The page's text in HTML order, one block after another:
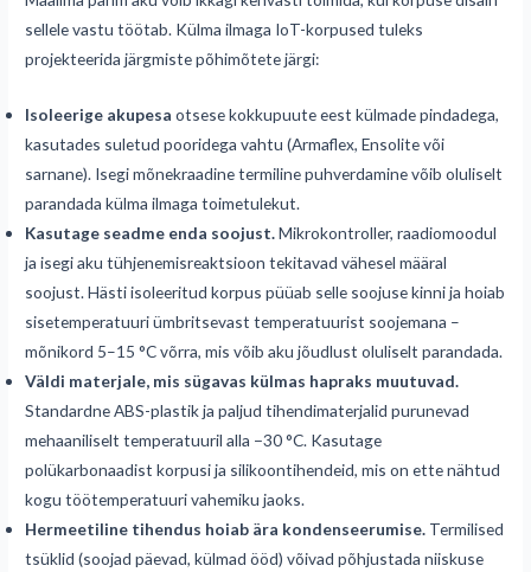
sellele vastu töötab. Külma ilmaga IoT-korpused tuleks
projekteerida järgmiste põhimõtete järgi:
Isoleerige akupesa otsese kokkupuute eest külmade pindadega,
kasutades suletud pooridega vahtu (Armaflex, Ensolite või
sarnane). Isegi mõnekraadine termiline puhverdamine võib oluliselt
parandada külma ilmaga toimetulekut.
Kasutage seadme enda soojust.Mikrokontroller, raadiomoodul
ja isegi aku tühjenemisreaktsioon tekitavad vähesel määral
soojust. Hästi isoleeritud korpus püüab selle soojuse kinni ja hoiab
sisetemperatuuri ümbritsevast temperatuurist soojemana –
mõnikord 5–15 °C võrra, mis võib aku jõudlust oluliselt parandada.
Väldi materjale, mis sügavas külmas hapraks muutuvad.
Standardne ABS-plastik ja paljud tihendimaterjalid purunevad
mehaaniliselt temperatuuril alla −30 °C. Kasutage
polükarbonaadist korpusi ja silikoontihendeid, mis on ette nähtud
kogu töötemperatuuri vahemiku jaoks.
Hermeetiline tihendus hoiab ära kondenseerumise. Termilised
tsüklid (soojad päevad, külmad ööd) võivad põhjustada niiskuse